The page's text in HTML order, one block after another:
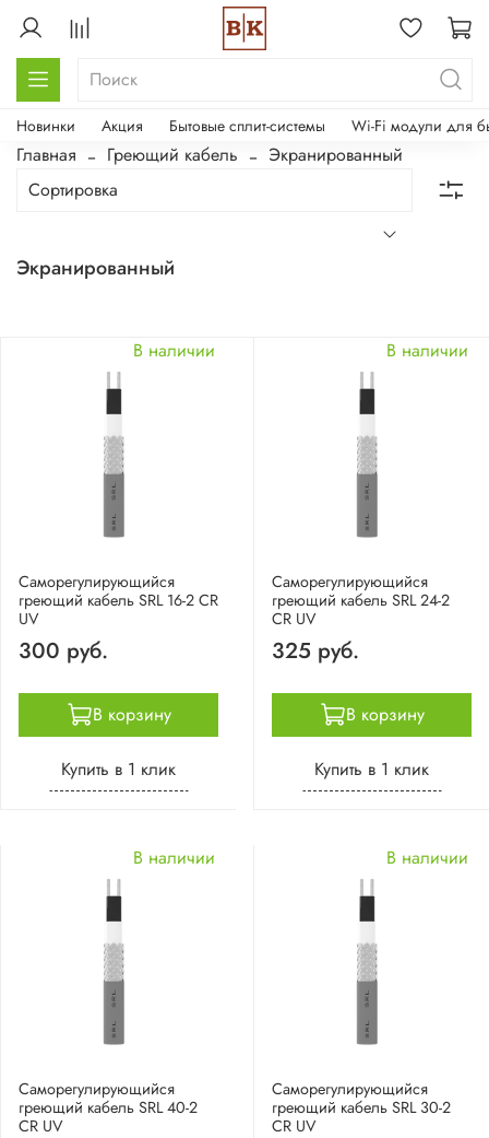
Новинки Акция Бытовые сплит-системы Wi-Fi модули для
Главная Греющий кабель Экранированный
Экранированный
Саморегулирующийся
греющий кабель SRL 16-2 CR
UV
В наличии
300 руб.
В корзину
Купить в 1 клик
Саморегулирующийся
греющий кабель SRL 24-2
CR UV
В наличии
325 руб.
В корзину
Купить в 1 клик
Саморегулирующийся
греющий кабель SRL 40-2
CR UV
В наличии
Саморегулирующийся
греющий кабель SRL 30-2
CR UV
В наличии